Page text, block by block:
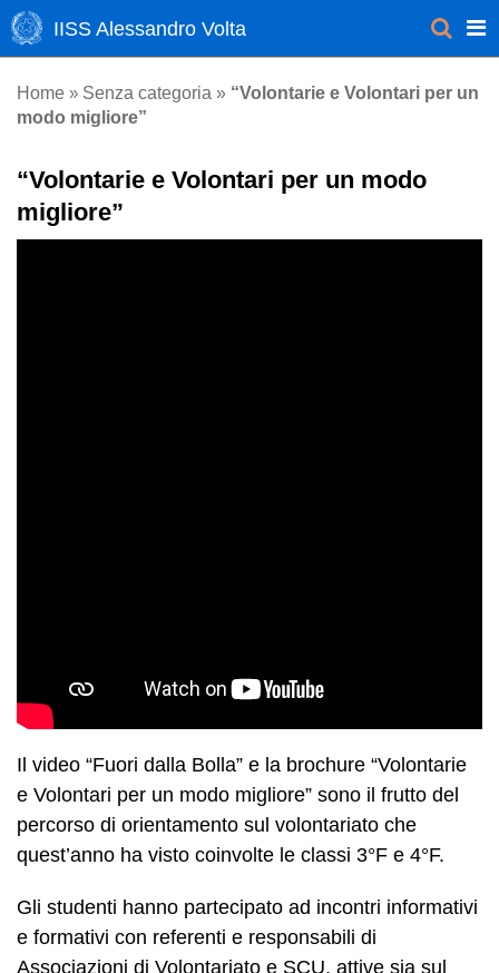
IISS Alessandro Volta
Home » Senza categoria » “Volontarie e Volontari per un
modo migliore”
“Volontarie e Volontari per un modo
migliore”
Il video “Fuori dalla Bolla” e la brochure “Volontarie
e Volontari per un modo migliore” sono il frutto del
percorso di orientamento sul volontariato che
quest’anno ha visto coinvolte le classi 3°F e 4°F.
Gli studenti hanno partecipato ad incontri informativi
e formativi con referenti e responsabili di
Associazioni di Volontariato e SCU, attive sia sul